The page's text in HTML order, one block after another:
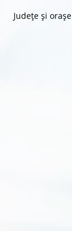
Județe și orașe